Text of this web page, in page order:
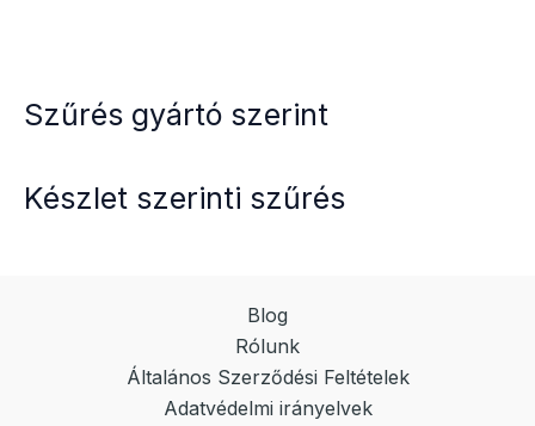
Szűrés gyártó szerint
Készlet szerinti szűrés
Blog
Rólunk
Általános Szerződési Feltételek
Adatvédelmi irányelvek